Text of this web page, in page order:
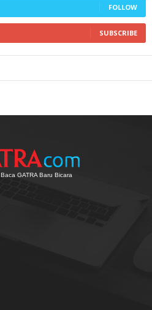
FOLLOW
SUBSCRIBE
Baca GATRA Baru Bicara